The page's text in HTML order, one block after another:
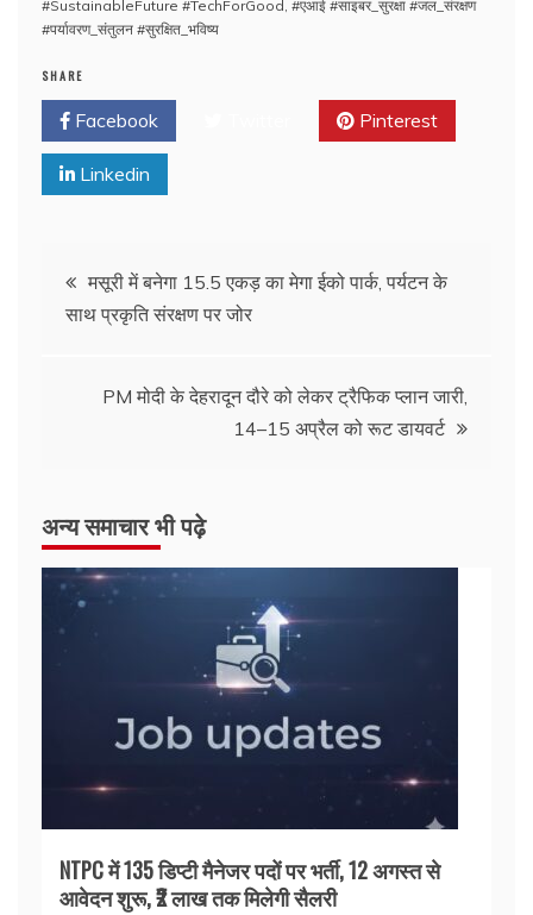
#SustainableFuture #TechForGood , #एआई #साइबर_सुरक्षा #जल_संरक्षण
#पर्यावरण_संतुलन #सुरक्षित_भविष्य
SHARE
Facebook Pinterest
Linkedin
मसूरी में बनेगा 15.5 एकड़ का मेगा ईको पार्क, पर्यटन के
साथ प्रकृति संरक्षण पर जोर
PM मोदी के देहरादून दौरे को लेकर ट्रैफिक प्लान जारी,
14–15 अप्रैल को रूट डायवर्ट
अन्य समाचार भी पढ़े
NTPC में 135 डिप्टी मैनेजर पदों पर भर्ती, 12 अगस्त से
आवेदन शुरू, ₹2 लाख तक मिलेगी सैलरी